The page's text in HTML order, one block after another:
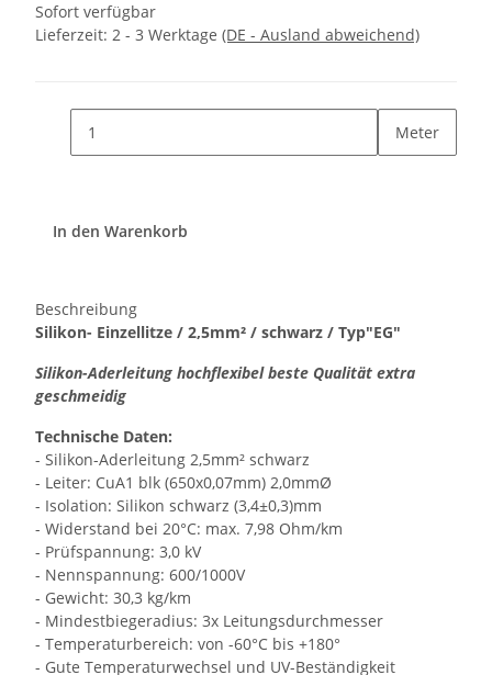
Sofort verfügbar
Lieferzeit: 2 - 3 Werktage (DE - Ausland abweichend)
Meter
In den Warenkorb
Beschreibung
Silikon- Einzellitze / 2,5mm² / schwarz / Typ"EG"
Silikon-Aderleitung hochflexibel beste Qualität extra
geschmeidig
Technische Daten:
- Silikon-Aderleitung 2,5mm² schwarz
- Leiter: CuA1 blk (650x0,07mm) 2,0mmØ
- Isolation: Silikon schwarz (3,4±0,3)mm
- Widerstand bei 20°C: max. 7,98 Ohm/km
- Prüfspannung: 3,0 kV
- Nennspannung: 600/1000V
- Gewicht: 30,3 kg/km
- Mindestbiegeradius: 3x Leitungsdurchmesser
- Temperaturbereich: von -60°C bis +180°
- Gute Temperaturwechsel und UV-Beständigkeit